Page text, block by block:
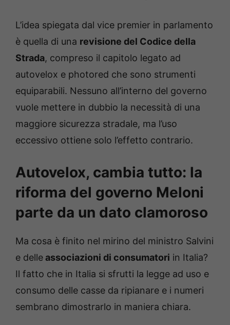
L’idea spiegata dal vice premier in parlamento
è quella di una revisione del Codice della
Strada, compreso il capitolo legato ad
autovelox e photored che sono strumenti
equiparabili. Nessuno all’interno del governo
vuole mettere in dubbio la necessità di una
maggiore sicurezza stradale, ma l’uso
eccessivo ottiene solo l’effetto contrario.
Autovelox, cambia tutto: la
riforma del governo Meloni
parte da un dato clamoroso
Ma cosa è finito nel mirino del ministro Salvini
e delleassociazioni di consumatori in Italia?
Il fatto che in Italia si sfrutti la legge ad uso e
consumo delle casse da ripianare e i numeri
sembrano dimostrarlo in maniera chiara.